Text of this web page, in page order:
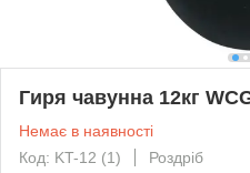
Гиря чавунна 12кг
Немає в наявності
Код: KT-12 (1)
Роздріб